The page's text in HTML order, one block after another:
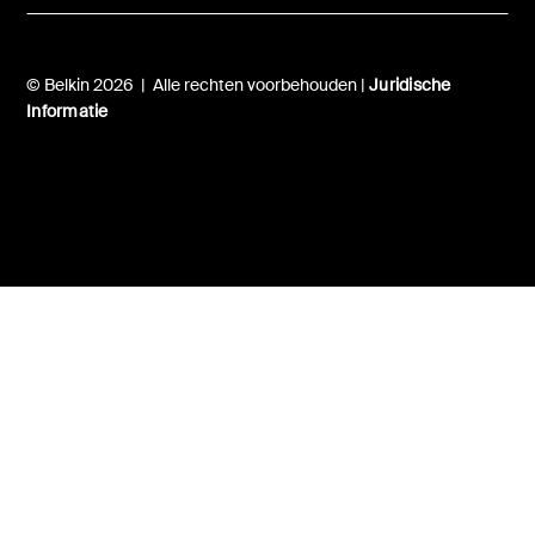
© Belkin 2026 | Alle rechten voorbehouden | Juridische
Informatie